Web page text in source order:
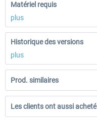
Matériel requis
plus
Historique des versions
plus
Prod. similaires
Les clients ont aussi acheté